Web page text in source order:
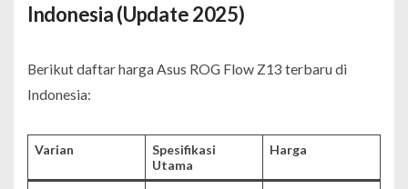
Indonesia (Update 2025)
Berikut daftar harga Asus ROG Flow Z13 terbaru di
Indonesia:
Varian
Spesifikasi
Utama
Harga